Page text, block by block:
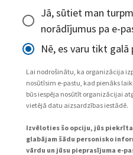
Jā, sūtiet man
norādījumus pa e-
Nē, es varu tikt galā
Lai nodrošinātu, ka organizācija
nosūtīsim e-pastu, kad pienāks
būs iespēja nosūtīt organizācijai
vietējā datu aizsardzības iestādē.
Izvēloties šo opciju, jūs
glabājam šādu personisko
vārdu un jūsu pieprasījuma e-